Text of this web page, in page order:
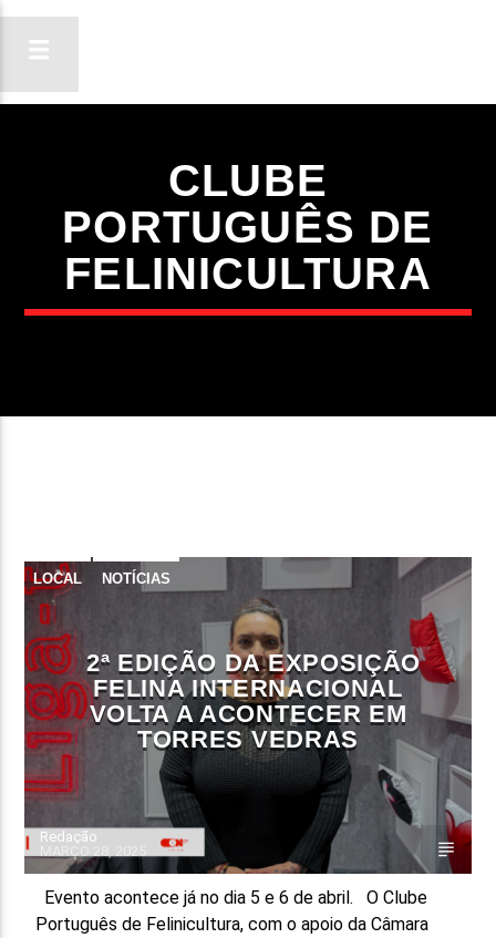
ON FM
LIGA-TE
TÍTULO
ARTISTA
ON FM
CLUBE
PORTUGUÊS DE
FELINICULTURA
LOCAL NOTÍCIAS
2ª EDIÇÃO DA EXPOSIÇÃO
FELINA INTERNACIONAL
VOLTA A ACONTECER EM
TORRES VEDRAS
Redação
Evento acontece já no dia 5 e 6 de abril. O Clube
Português de Felinicultura, com o apoio da Câmara